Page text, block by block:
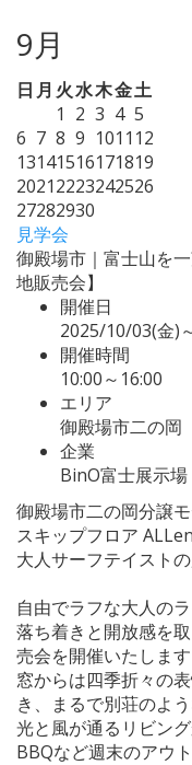
9月
日 月 火水木金土
1 2 3 4 5
6 7 8 9 1011 12
13141516171819
20212223242526
27282930
見学会
御殿場市｜富士山を
地販売会】
開催日
2025/10/03(金)
開催時間
10:00～16:00
エリア
御殿場市二の岡
企業
BinO富士展示場
御殿場市二の岡分譲
スキップフロア
大人サーフテイスト
自由でラフな大人の
落ち着きと開放感を
売会を開催いたします
窓からは四季折々の
き、まるで別荘のよ
光と風が通るリビン
BBQなど週末のアウ